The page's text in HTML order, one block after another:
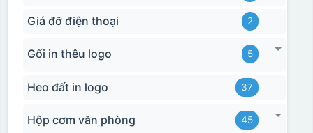
Giá đỡ điện thoại 2
Gối in thêu logo 5
Heo đất in logo 37
Hộp cơm văn phòng 45